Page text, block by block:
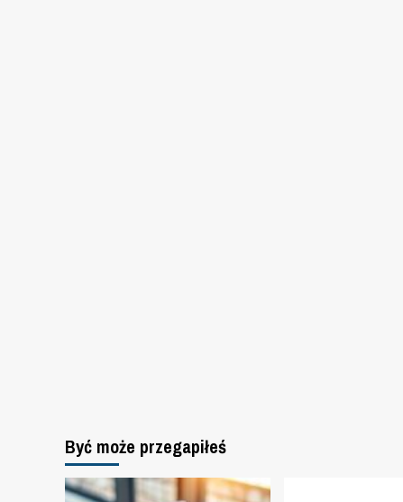
Być może przegapiłeś